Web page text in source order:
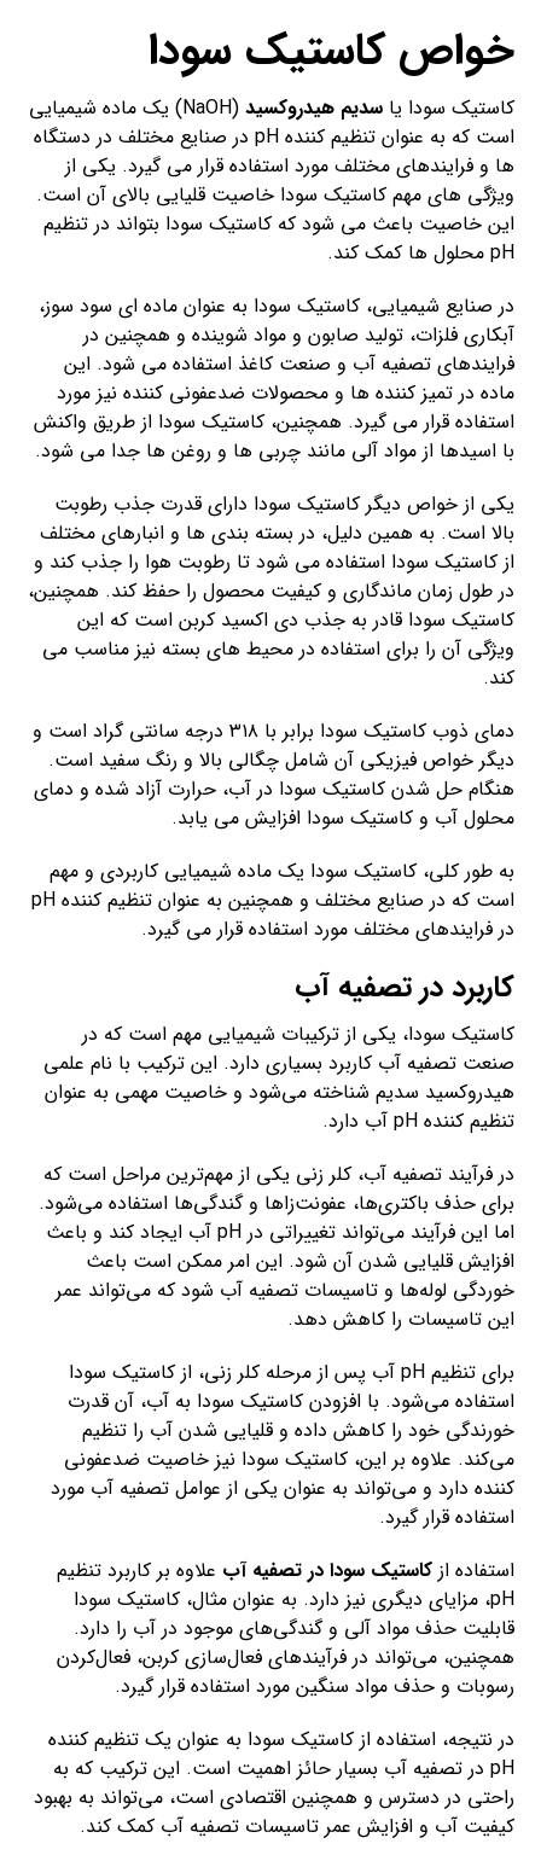
خواص کاستیک سودا
کاستیک سودا یاسدیم هیدروکسید
(NaOH) یک ماده شیمیایی
است که به عنوان تنظیم کننده pH در صنایع مختلف در دستگاه
ها و فرایندهای مختلف مورد استفاده قرار می گیرد. یکی از
ویژگی های مهم کاستیک سودا خاصیت قلیایی بالای آن است.
این خاصیت باعث می شود که کاستیک سودا بتواند در تنظیم
pH محلول ها کمک کند.
در صنایع شیمیایی، کاستیک سودا به عنوان ماده ای سود سوز،
آبکاری فلزات، تولید صابون و مواد شوینده و همچنین در
فرایندهای تصفیه آب و صنعت کاغذ استفاده می شود. این
ماده در تمیز کننده ها و محصولات ضدعفونی کننده نیز مورد
استفاده قرار می گیرد. همچنین، کاستیک سودا از طریق واکنش
با اسیدها از مواد آلی مانند چربی ها و روغن ها جدا می شود.
یکی از خواص دیگر کاستیک سودا دارای قدرت جذب رطوبت
بالا است. به همین دلیل، در بسته بندی ها و انبارهای مختلف
از کاستیک سودا استفاده می شود تا رطوبت هوا را جذب کند و
در طول زمان ماندگاری و کیفیت محصول را حفظ کند. همچنین،
کاستیک سودا قادر به جذب دی اکسید کربن است که این
ویژگی آن را برای استفاده در محیط های بسته نیز مناسب می
کند.
دمای ذوب کاستیک سودا برابر با ۳۱۸ درجه سانتی گراد است و
دیگر خواص فیزیکی آن شامل چگالی بالا و رنگ سفید است.
هنگام حل شدن کاستیک سودا در آب، حرارت آزاد شده و دمای
محلول آب و کاستیک سودا افزایش می یابد.
به طور کلی، کاستیک سودا یک ماده شیمیایی کاربردی و مهم
است که در صنایع مختلف و همچنین به عنوان تنظیم کننده pH
در فرایندهای مختلف مورد استفاده قرار می گیرد.
کاربرد در تصفیه آب
کاستیک سودا، یکی از ترکیبات شیمیایی مهم است که در
صنعت تصفیه آب کاربرد بسیاری دارد. این ترکیب با نام علمی
هیدروکسید سدیم شناخته می‌شود و خاصیت مهمی به عنوان
تنظیم کننده pH آب دارد.
در فرآیند تصفیه آب، کلر زنی یکی از مهم‌ترین مراحل است که
برای حذف باکتری‌ها، عفونت‌زاها و گندگی‌ها استفاده می‌شود.
اما این فرآیند می‌تواند تغییراتی در pH آب ایجاد کند و باعث
افزایش قلیایی شدن آن شود. این امر ممکن است باعث
خوردگی لوله‌ها و تاسیسات تصفیه آب شود که می‌تواند عمر
این تاسیسات را کاهش دهد.
برای تنظیم pH آب پس از مرحله کلر زنی، از کاستیک سودا
استفاده می‌شود. با افزودن کاستیک سودا به آب، آن قدرت
خورندگی خود را کاهش داده و قلیایی شدن آب را تنظیم
می‌کند. علاوه بر این، کاستیک سودا نیز خاصیت ضدعفونی
کننده دارد و می‌تواند به عنوان یکی از عوامل تصفیه آب مورد
استفاده قرار گیرد.
استفاده ازکاستیک سودا در تصفیه آب علاوه بر کاربرد تنظیم
pH، مزایای دیگری نیز دارد. به عنوان مثال، کاستیک سودا
قابلیت حذف مواد آلی و گندگی‌های موجود در آب را دارد.
همچنین، می‌تواند در فرآیندهای فعال‌سازی کربن، فعال‌کردن
رسوبات و حذف مواد سنگین مورد استفاده قرار گیرد.
در نتیجه، استفاده از کاستیک سودا به عنوان یک تنظیم کننده
pH در تصفیه آب بسیار حائز اهمیت است. این ترکیب که به
راحتی در دسترس و همچنین اقتصادی است، می‌تواند به بهبود
کیفیت آب و افزایش عمر تاسیسات تصفیه آب کمک کند.